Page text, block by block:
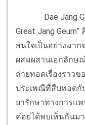
Dae Jang
Great Jang
สนใจเป็นอย่างมา
ผสมผสานเอกลักษ
ถ่ายทอดเรื่องราว
ประเพณีที่สืบทอดกั
ยารักษาทางการแ
ค่อยได้พบเห็นกันม